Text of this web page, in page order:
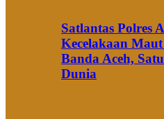
Satlantas Polres
Kecelakaan
Banda Aceh,
Dunia